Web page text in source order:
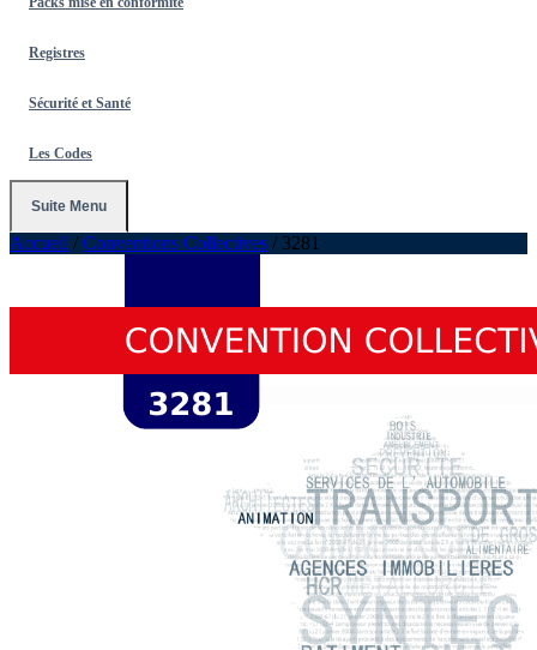
Registres
Sécurité et Santé
Les Codes
Suite Menu
Accueil / Conventions Collectives / 3281